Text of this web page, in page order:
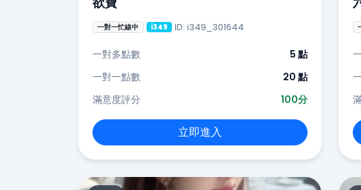
一對一忙線中 i349 ID: i349_301644
一對多點數
5 點
一對一點數
20 點
滿意度評分
100分
立即進入